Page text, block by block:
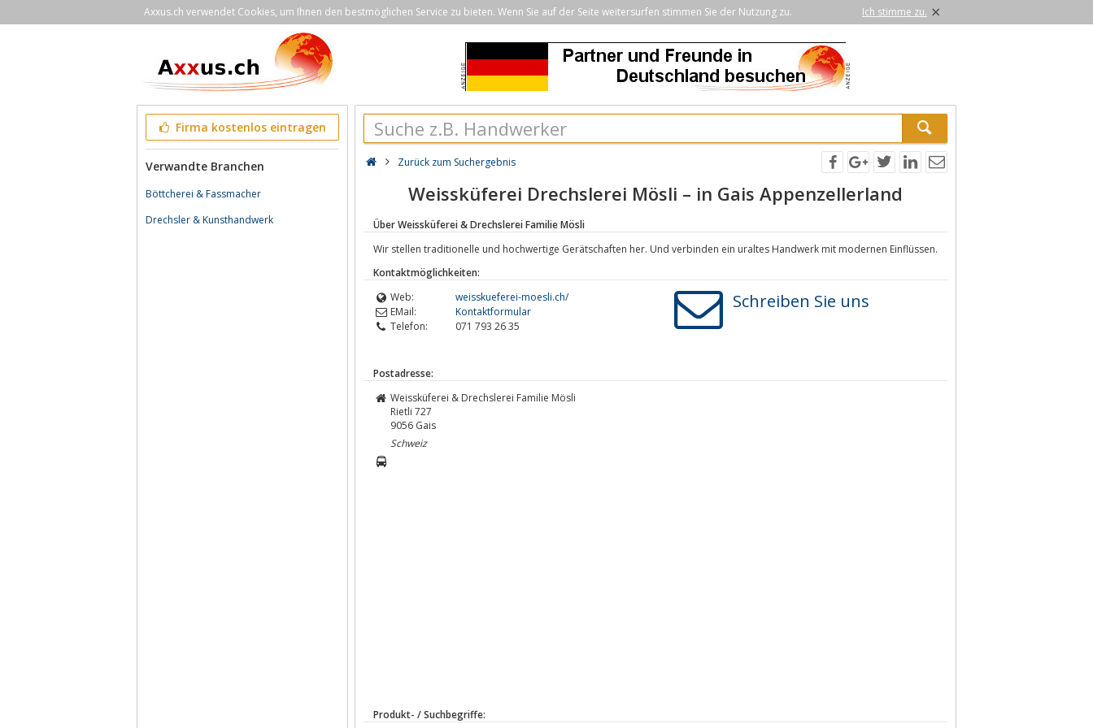
Axxus.ch verwendet Cookies, um Ihnen den bestmöglichen Service zu bieten. Wenn Sie auf der Seite weitersurfen stimmen Sie der Nutzung zu. Ich stimme zu. ×
Firma kostenlos eintragen
Verwandte Branchen
Böttcherei & Fassmacher
Drechsler & Kunsthandwerk
Zurück zum Suchergebnis
Weissküferei Drechslerei Mösli – in Gais Appenzellerland
Über Weissküferei & Drechslerei Familie Mösli
Wir stellen traditionelle und hochwertige Gerätschaften her. Und verbinden ein uraltes Handwerk mit modernen Einflüssen.
Kontaktmöglichkeiten:
Web:
weisskueferei-moesli.ch/
EMail:
Kontaktformular
Telefon:
071 793 26 35
Schreiben Sie uns
Postadresse:
Weissküferei & Drechslerei Familie Mösli
Rietli 727
9056 Gais
Schweiz
Produkt- / Suchbegriffe: